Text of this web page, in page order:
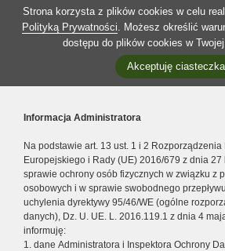
Strona korzysta z plików cookies w celu
Polityką Prywatności. Możesz określić
dostępu do plików cookies w
Akceptuję ciasteczka
Informacja Administratora
Na podstawie art. 13 ust. 1 i 2 Rozporządzenia
Europejskiego i Rady (UE) 2016/679 z dnia 27
sprawie ochrony osób fizycznych w związku z
osobowych i w sprawie swobodnego
uchylenia dyrektywy 95/46/WE (ogólne
danych), Dz. U. UE. L. 2016.119.1 z dnia 4
informuję:
1. dane Administratora i Inspektora Ochrony